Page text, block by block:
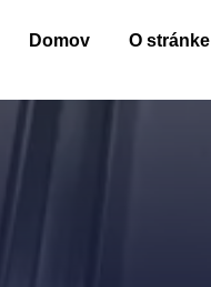
Domov O stránke